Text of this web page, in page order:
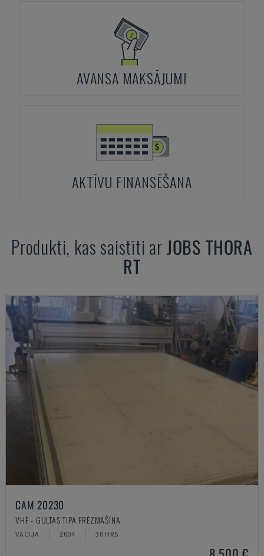
AVANSA MAKSĀJUMI
AKTĪVU FINANSĒŠANA
Produkti, kas saistīti arJOBS THORA
RT
CAM 20230
VHF - GULTAS TIPA FRĒZMAŠĪNA
VĀCIJA 2004 30 HRS